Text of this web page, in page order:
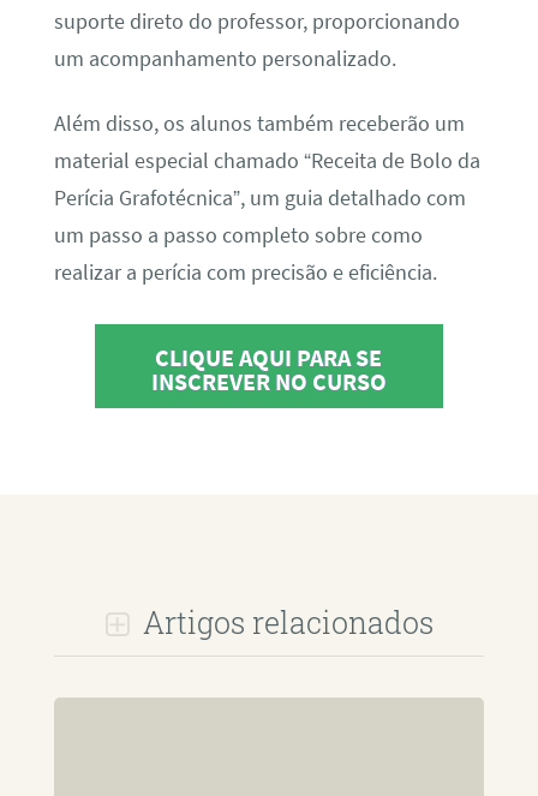
suporte direto do professor, proporcionando
um acompanhamento personalizado.
Além disso, os alunos também receberão um
material especial chamado “Receita de Bolo da
Perícia Grafotécnica”, um guia detalhado com
um passo a passo completo sobre como
realizar a perícia com precisão e eficiência.
CLIQUE AQUI PARA SE
INSCREVER NO CURSO
Artigos relacionados